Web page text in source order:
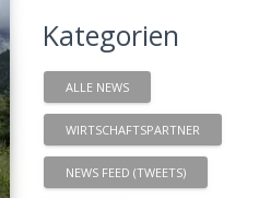
Kategorien
ALLE NEWS
WIRTSCHAFTSPARTNER
NEWS FEED (TWEETS)